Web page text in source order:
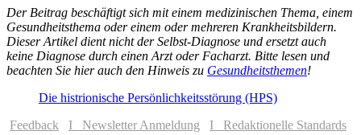
Der Beitrag beschäftigt sich mit einem medizinischen Thema, einem
Gesundheitsthema oder einem oder mehreren Krankheitsbildern.
Dieser Artikel dient nicht der Selbst-Diagnose und ersetzt auch
keine Diagnose durch einen Arzt oder Facharzt. Bitte lesen und
beachten Sie hier auch den Hinweis zu Gesundheitsthemen!
Die histrionische Persönlichkeitsstörung (HPS)
Feedback
I Newsletter Anmeldung I Redaktionelle Standards